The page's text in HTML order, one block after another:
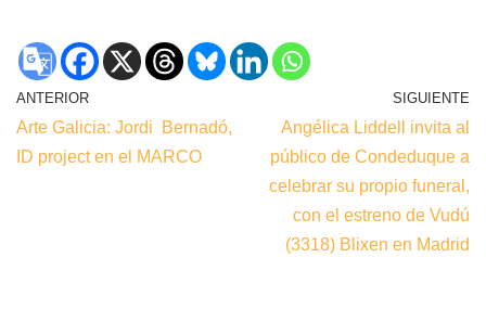
ANTERIOR
Arte Galicia: Jordi Bernadó,
ID project en el MARCO
SIGUIENTE
Angélica Liddell invita al
público de Condeduque a
celebrar su propio funeral,
con el estreno de Vudú
(3318) Blixen en Madrid